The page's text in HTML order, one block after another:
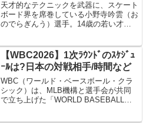
天才的なテクニックを武器に、スケート
ボード界を席巻している小野寺吟雲（お
のでらぎんう）選手。14歳の若い才能
ンピックに出られる？パリオリンピック
に出場するには、2024...
【WBC2026】1次ﾗｳﾝﾄﾞのｽｹｼﾞｭ
ｰﾙは?日本の対戦相手/時間など
WBC（ワールド・ベースボール・クラ
シック）は、MLB機構と選手会が共同
で立ち上げた「WORLD BASEBALL